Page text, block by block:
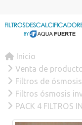
Inicio
Venta de
Filtros de
Filtros ósmosis
PACK 4 FILTROS